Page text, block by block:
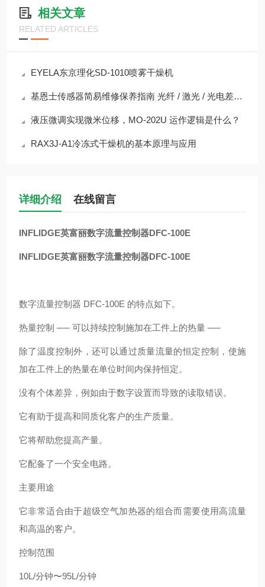
相关文章
RELATED ARTICLES
EYELA东京理化SD-1010喷雾干燥机
基恩士传感器简易维修保养指南 光纤 / 激光 / 光电差异化保养
液压微调实现微米位移，MO-202U 运作逻辑是什么？
RAX3J-A1冷冻式干燥机的基本原理与应用
详细介绍 在线留言
INFLIDGE英富丽数字流量控制器DFC-100E
INFLIDGE英富丽数字流量控制器DFC-100E
数字流量控制器 DFC-100E 的特点如下。
热量控制 ── 可以持续控制施加在工件上的热量 ──
除了温度控制外，还可以通过质量流量的恒定控制，使施
加在工件上的热量在单位时间内保持恒定。
没有个体差异，例如由于数字设置而导致的读取错误。
它有助于提高和同质化客户的生产质量。
它将帮助您提高产量。
它配备了一个安全电路。
主要用途
它非常适合由于超级空气加热器的组合而需要使用高流量
和高温的客户。
控制范围
10L/分钟〜95L/分钟